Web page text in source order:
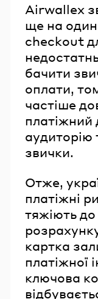
Airwallex
ще на один
checkout
бачити
оплати,
частіше
платіжний
аудиторію
звички.
Отже,
платіжні
тяжіють
картка
платіжної
ключова